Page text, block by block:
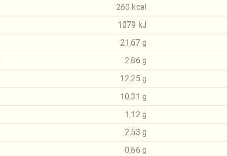
260 kcal
1079 kJ
21,67 g
2,86 g
12,25 g
10,31 g
1,12 g
2,53 g
0,66 g